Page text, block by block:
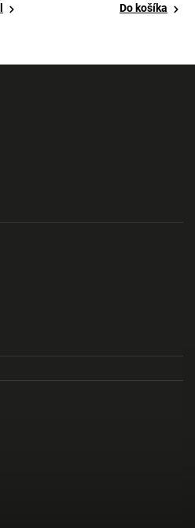
Do košíka